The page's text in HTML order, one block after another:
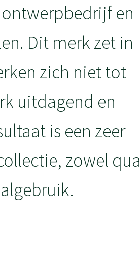
ontwerpbedrijf en
Dit merk zet in
zich niet tot
uitdagend en
is een zeer
zowel qua